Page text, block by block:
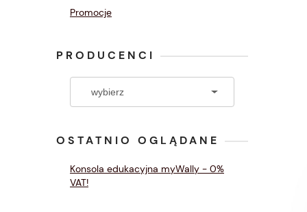
Promocje
PRODUCENCI
OSTATNIO OGLĄDANE
Konsola edukacyjna myWally - 0%
VAT!